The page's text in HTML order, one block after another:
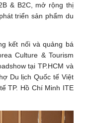
& B2C, mở rộng thị
triển sản phẩm du
kết nối và quảng bá
Culture & Tourism
tại TP.HCM và
Du lịch Quốc tế Việt
TP. Hồ Chí Minh ITE